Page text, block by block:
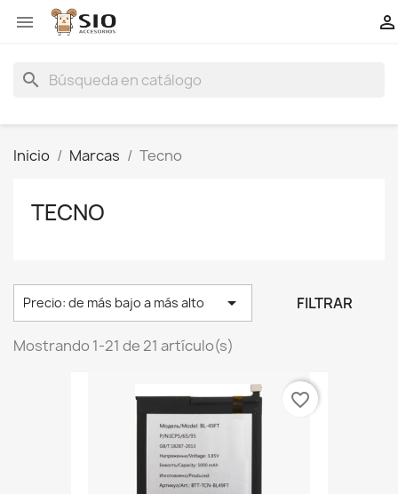
 
search
Inicio Marcas Tecno
TECNO
Precio: de más bajo a más alto  FILTRAR
Mostrando 1-21 de 21 artículo(s)
favorite_border